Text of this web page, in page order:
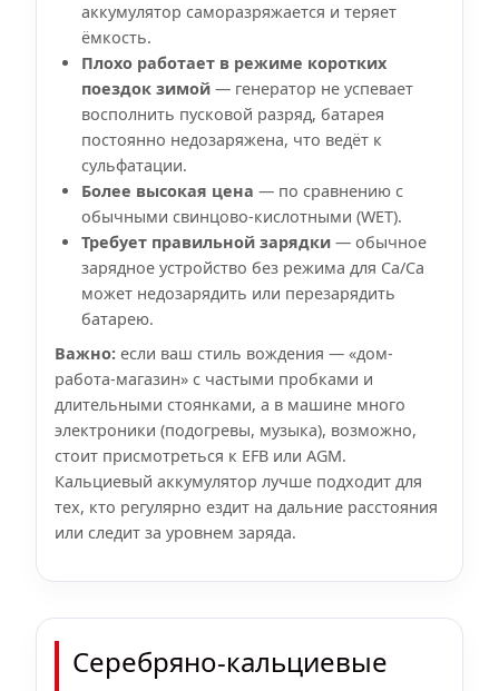
аккумулятор саморазряжается и теряет
ёмкость.
Плохо работает в режиме коротких
поездок зимой — генератор не успевает
восполнить пусковой разряд, батарея
постоянно недозаряжена, что ведёт к
сульфатации.
Более высокая цена — по сравнению с
обычными свинцово-кислотными (WET).
Требует правильной зарядки — обычное
зарядное устройство без режима для Ca/Ca
может недозарядить или перезарядить
батарею.
Важно: если ваш стиль вождения — «дом-
работа-магазин» с частыми пробками и
длительными стоянками, а в машине много
электроники (подогревы, музыка), возможно,
стоит присмотреться к EFB или AGM.
Кальциевый аккумулятор лучше подходит для
тех, кто регулярно ездит на дальние расстояния
или следит за уровнем заряда.
Серебряно-кальциевые